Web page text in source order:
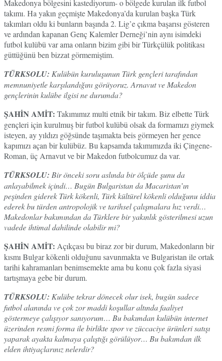
Makedonya bölgesini kastediyorum- o bölgede kurulan ilk futbol
takımı. Ha yakın geçmişte Makedonya’da kurulan başka Türk
takımları oldu ki bunların başında 2. Lig’e çıkma başarısı gösteren
ve ardından kapanan Genç Kalemler Derneği’nin aynı isimdeki
futbol kulübü var ama onların bizim gibi bir Türkçülük politikası
güttüğünü ben bizzat görmemiştim.
TÜRKSOLU: Kulübün kuruluşunun Türk gençleri tarafından
memnuniyetle karşılandığını görüyoruz. Arnavut ve Makedon
gençlerinin kulübe ilgisi ne durumda?
ŞAHİN AMİT: Takımımız multi etnik bir takım. Biz elbette Türk
gençleri için kurulmuş bir futbol kulübü olsak da formamızı giymek
isteyen, ay yıldızı göğsünde taşımakta beis görmeyen her gence
kapımızı açan bir kulübüz. Bu kapsamda takımımızda iki Çingene-
Roman, üç Arnavut ve bir Makedon futbolcumuz da var.
TÜRKSOLU: Bir önceki soru aslında bir ölçüde şunu da
anlayabilmek içindi… Bugün Bulgaristan da Macaristan’ın
peşinden giderek Türk kökenli, Türk kültürel kökenli olduğunu iddia
ederek bu türden antropolojik ve tarihsel çalışmalara hız verdi…
Makedonlar bakımından da Türklere bir yakınlık gösterilmesi uzun
vadede ihtimal dahilinde olabilir mi?
ŞAHİN AMİT: Açıkçası bu biraz zor bir durum, Makedonların bir
kısmı Bulgar kökenli olduğunu savunmakta ve Bulgaristan ile ortak
tarihi kahramanları benimsemekte ama bu konu çok fazla siyasi
tartışmaya gebe bir durum.
TÜRKSOLU: Kulübe tekrar dönecek olur isek, bugün sadece
futbol alanında ve çok zor maddi koşullar altında faaliyet
göstermeye çalışıyor sanıyorum… Bu bakımdan kulübün internet
üzerinden resmi forma ile birlikte spor ve züccaciye ürünleri satışı
yaparak ayakta kalmaya çalıştığı görülüyor… Bu bakımdan ilk
elden ihtiyaçlarınız nelerdir?